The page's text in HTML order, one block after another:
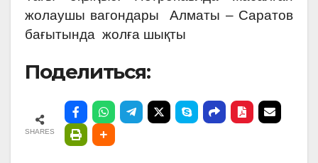
жолаушы вагондары Алматы – Саратов
бағытында жолға шықты
Поделиться:
SHARES